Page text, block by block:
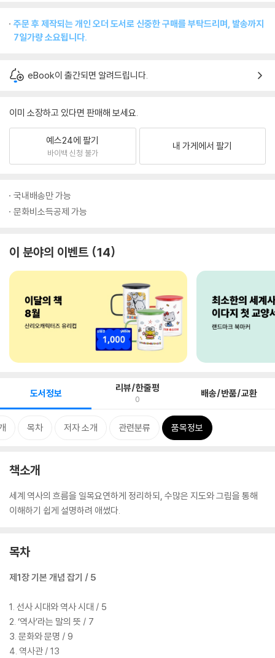
주문 후 제작되는 개인 오더 도서로 신중한 구매를 부탁드리며, 발송까지
7일가량 소요됩니다.
eBook이 출간되면 알려드립니다.
이미 소장하고 있다면 판매해 보세요.
예스24에 팔기
바이백 신청 불가
내 가게에서 팔기
국내배송만 가능
문화비소득공제 가능
이 분야의 이벤트 14
도서정보 리뷰/한줄평
0 배송/반품/교환
목차 저자 소개 관련분류 품목정보
책소개
세계 역사의 흐름을 일목요연하게 정리하되, 수많은 지도와 그림을 통해
이해하기 쉽게 설명하려 애썼다.
목차
제1장 기본 개념 잡기 / 5
1. 선사 시대와 역사 시대 / 5
2. ‘역사’라는 말의 뜻 / 7
3. 문화와 문명 / 9
4. 역사관 / 13